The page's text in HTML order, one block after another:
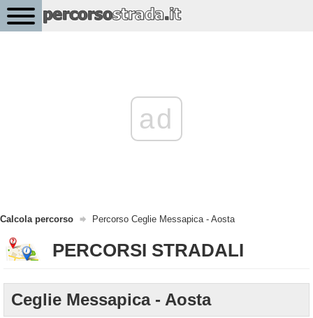
ad
Calcola percorso Percorso Ceglie Messapica - Aosta
PERCORSI STRADALI
Ceglie Messapica - Aosta